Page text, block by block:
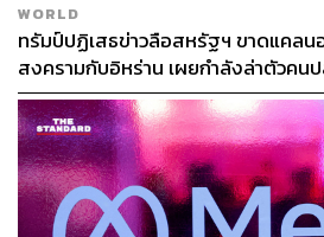
WORLD
ทรัมป์ปฏิเสธข่าวลือสหรัฐฯ ขาดแคลนอ
สงครามกับอิหร่าน เผยกำลังล่าตัวคน